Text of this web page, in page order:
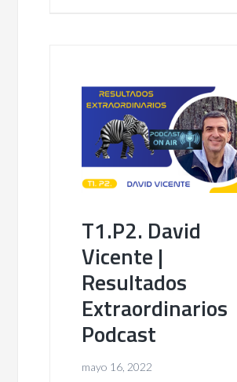
T1.P2. David
Vicente |
Resultados
Extraordinarios
Podcast
mayo 16, 2022